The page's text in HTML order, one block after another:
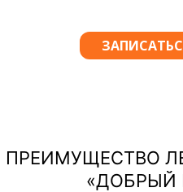
ПРЕИМУЩЕСТВО
«ДОБРЫЙ